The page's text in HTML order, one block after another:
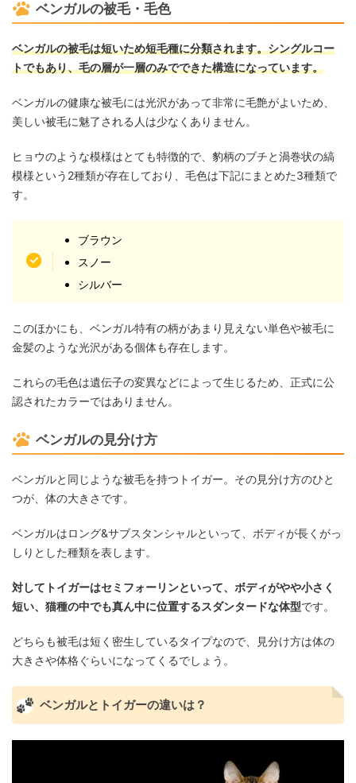
ベンガルの被毛・毛色
ベンガルの被毛は短いため短毛種に分類されます。シングルコー
トでもあり、毛の層が一層のみでできた構造になっています。
ベンガルの健康な被毛には光沢があって非常に毛艶がよいため、
美しい被毛に魅了される人は少なくありません。
ヒョウのような模様はとても特徴的で、豹柄のブチと渦巻状の縞
模様という2種類が存在しており、毛色は下記にまとめた3種類で
す。
ブラウン
スノー
シルバー
このほかにも、ベンガル特有の柄があまり見えない単色や被毛に
金髪のような光沢がある個体も存在します。
これらの毛色は遺伝子の変異などによって生じるため、正式に公
認されたカラーではありません。
ベンガルの見分け方
ベンガルと同じような被毛を持つトイガー。その見分け方のひと
つが、体の大きさです。
ベンガルはロング&サブスタンシャルといって、ボディが長くがっ
しりとした種類を表します。
対してトイガーはセミフォーリンといって、ボディがやや小さく
短い、猫種の中でも真ん中に位置するスダンタードな体型です。
どちらも被毛は短く密生しているタイプなので、見分け方は体の
大きさや体格ぐらいになってくるでしょう。
ベンガルとトイガーの違いは？